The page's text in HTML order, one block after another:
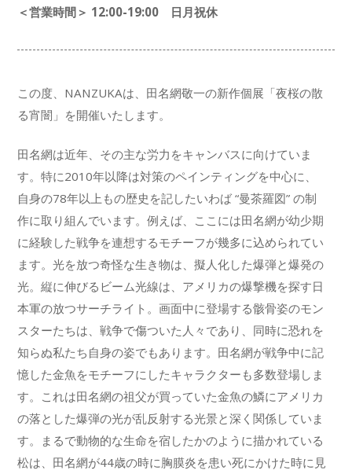
＜営業時間＞ 12:00-19:00 日月祝休
この度、NANZUKAは、田名網敬一の新作個展「夜桜の散
る宵闇」を開催いたします。
田名網は近年、その主な労力をキャンバスに向けていま
す。特に2010年以降は対策のペインティングを中心に、
自身の78年以上もの歴史を記したいわば “曼茶羅図” の制
作に取り組んでいます。例えば、ここには田名網が幼少期
に経験した戦争を連想するモチーフが幾多に込められてい
ます。光を放つ奇怪な生き物は、擬人化した爆弾と爆発の
光。縦に伸びるビーム光線は、アメリカの爆撃機を探す日
本軍の放つサーチライト。画面中に登場する骸骨姿のモン
スターたちは、戦争で傷ついた人々であり、同時に恐れを
知らぬ私たち自身の姿でもあります。田名網が戦争中に記
憶した金魚をモチーフにしたキャラクターも多数登場しま
す。これは田名網の祖父が買っていた金魚の鱗にアメリカ
の落とした爆弾の光が乱反射する光景と深く関係していま
す。まるで動物的な生命を宿したかのように描かれている
松は、田名網が44歳の時に胸膜炎を患い死にかけた時に見